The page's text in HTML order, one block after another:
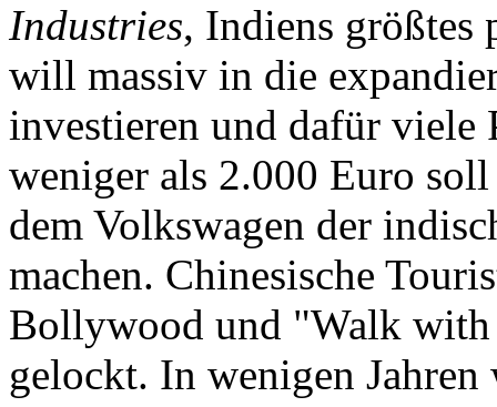
Industries, Indiens
will massiv in die
investieren und dafür viele
weniger als 2.000 Euro
dem Volkswagen der
machen. Chinesische
Bollywood und "Walk
gelockt. In wenigen